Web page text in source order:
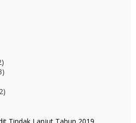
Tindak Lanjut Tahun 2019